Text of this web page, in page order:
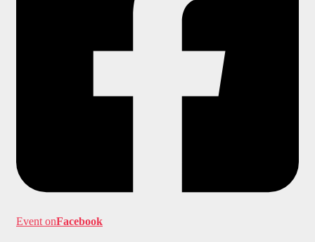
Event onFacebook